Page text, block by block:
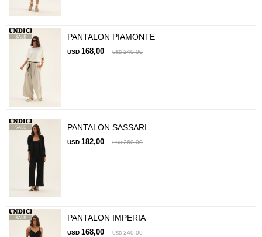
PANTALON PIAMONTE
USD 168,00 USD 240,00
PANTALON SASSARI
USD 182,00 USD 260,00
PANTALON IMPERIA
USD 168,00 USD 240,00